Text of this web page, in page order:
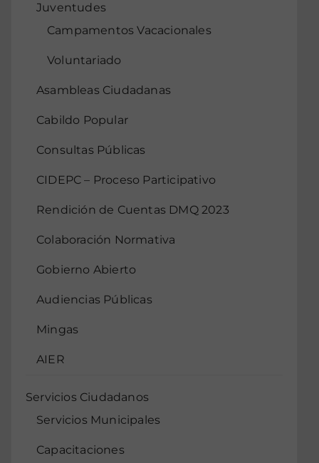
Juventudes
Campamentos Vacacionales
Voluntariado
Asambleas Ciudadanas
Cabildo Popular
Consultas Públicas
CIDEPC – Proceso Participativo
Rendición de Cuentas DMQ 2023
Colaboración Normativa
Gobierno Abierto
Audiencias Públicas
Mingas
AIER
Servicios Ciudadanos
Servicios Municipales
Capacitaciones